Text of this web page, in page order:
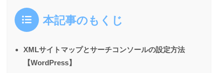
本記事のもくじ
XMLサイトマップとサーチコンソールの設定方法
【WordPress】